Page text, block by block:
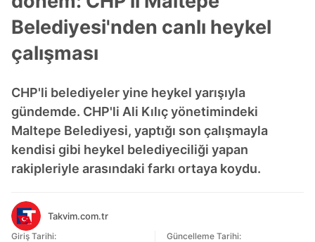
Belediyesi'nden canlı heykel
çalışması
CHP'li belediyeler yine heykel yarışıyla
gündemde. CHP'li Ali Kılıç yönetimindeki
Maltepe Belediyesi, yaptığı son çalışmayla
kendisi gibi heykel belediyeciliği yapan
rakipleriyle arasındaki farkı ortaya koydu.
Takvim.com.tr
Giriş Tarihi:
Güncelleme Tarihi: